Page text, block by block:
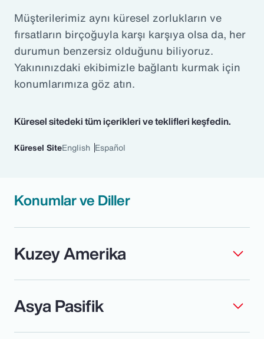
Müşterilerimiz aynı küresel zorlukların ve
fırsatların birçoğuyla karşı karşıya olsa da, her
durumun benzersiz olduğunu biliyoruz.
Yakınınızdaki ekibimizle bağlantı kurmak için
konumlarımıza göz atın.
Küresel sitedeki tüm içerikleri ve teklifleri keşfedin.
Küresel SiteEnglish Español
Konumlar ve Diller
Kuzey Amerika
Asya Pasifik